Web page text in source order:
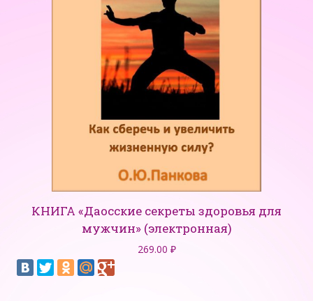
КНИГА «Даосские секреты здоровья для
мужчин» (электронная)
269.00 ₽